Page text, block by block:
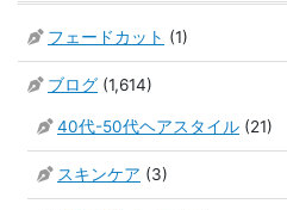
フェードカット (1)
ブログ (1,614)
40代-50代ヘアスタイル (21)
スキンケア (3)